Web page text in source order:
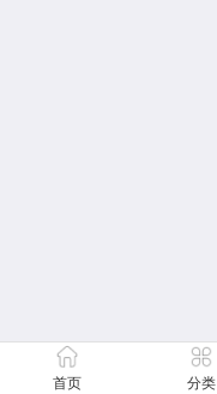
首页 分类